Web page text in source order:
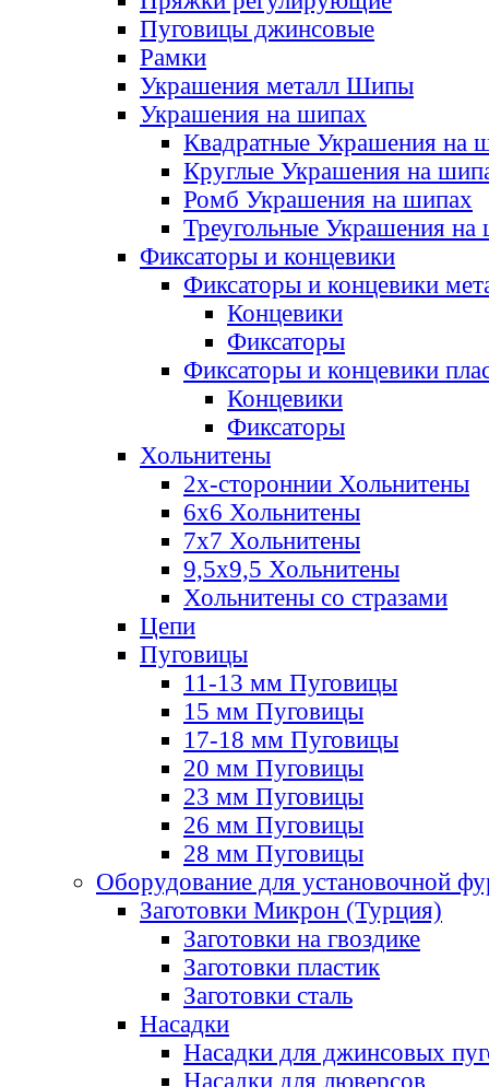
Пуговицы джинсовые
Рамки
Украшения металл Шипы
Украшения на шипах
Квадратные Украшения на
Круглые Украшения на
Ромб Украшения на шипах
Треугольные Украшения на
Фиксаторы и концевики
Фиксаторы и концевики
Концевики
Фиксаторы
Фиксаторы и концевики
Концевики
Фиксаторы
Хольнитены
2х-стороннии Хольнитены
6х6 Хольнитены
7х7 Хольнитены
9,5х9,5 Хольнитены
Хольнитены со стразами
Цепи
Пуговицы
11-13 мм Пуговицы
15 мм Пуговицы
17-18 мм Пуговицы
20 мм Пуговицы
23 мм Пуговицы
26 мм Пуговицы
28 мм Пуговицы
Оборудование для установочной
Заготовки Микрон (Турция)
Заготовки на гвоздике
Заготовки пластик
Заготовки сталь
Насадки
Насадки для джинсовых
Насадки для люверсов